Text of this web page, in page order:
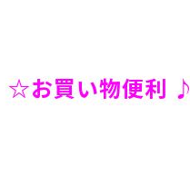
☆お買い物便利 ♪